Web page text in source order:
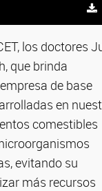
los doctores
que brinda
de base
en
comestibles
evitando su
más recursos